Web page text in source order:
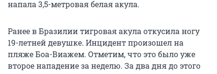
напала 3,5-метровая белая акула.
Ранее в Бразилии тигровая акула откусила ногу
19-летней девушке. Инцидент произошел на
пляже Боа-Виажем. Отметим, что это было уже
второе нападение за неделю. За два дня до этого